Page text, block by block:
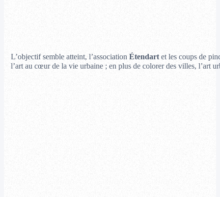
L’objectif semble atteint, l’associationÉtendartet les coups de
l’art au cœur de la vie urbaine ; en plus de colorer des villes, l’art